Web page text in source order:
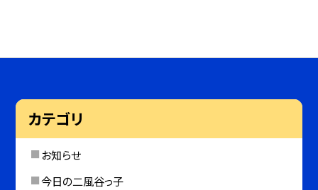
カテゴリ
お知らせ
今日の二風谷っ子